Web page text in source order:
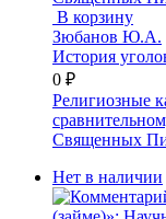
В корзину
Зюбанов Ю.А.
История
0 ₽
Религиозные
Священных
Нет в наличии